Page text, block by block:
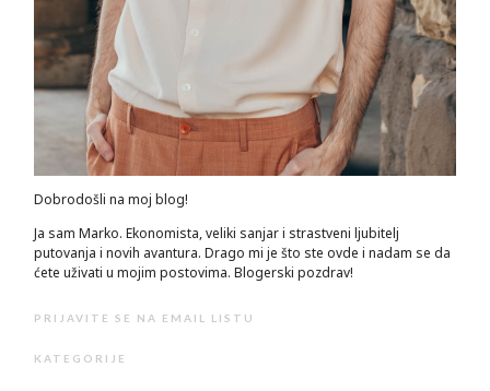
Dobrodošli na moj blog!
Ja sam Marko. Ekonomista, veliki sanjar i strastveni ljubitelj
putovanja i novih avantura. Drago mi je što ste ovde i nadam se da
ćete uživati u mojim postovima. Blogerski pozdrav!
PRIJAVITE SE NA EMAIL LISTU
KATEGORIJE